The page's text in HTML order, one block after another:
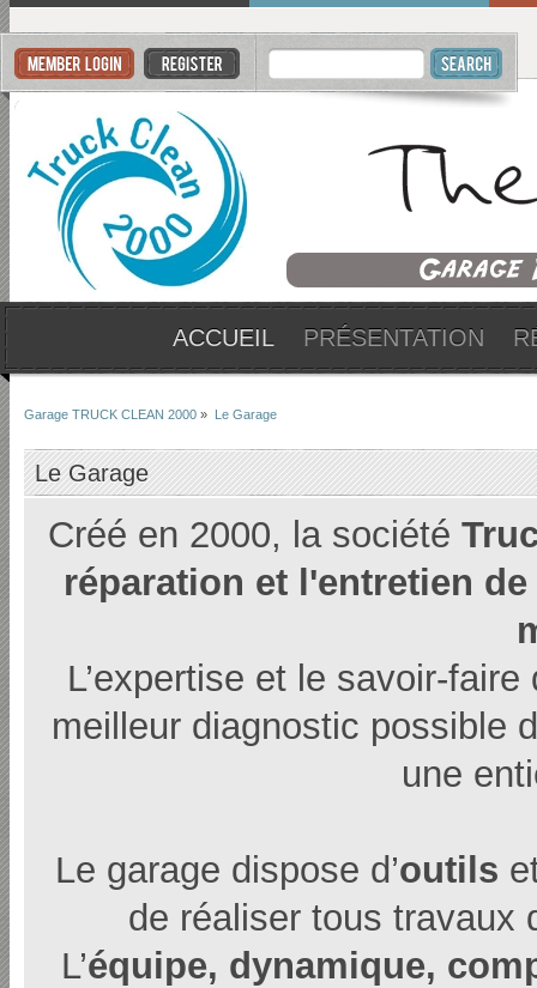
ACCUEIL PRÉSENTATION
Garage TRUCK CLEAN 2000 » Le Garage
Le Garage
Créé en 2000, la société
réparation et l'entretien
L’expertise et le savoir-
meilleur diagnostic possible
une
Le garage dispose d’outils
de réaliser tous travaux
L’équipe, dynamique,